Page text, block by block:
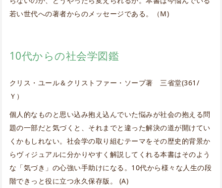
若い世代への著者からのメッセージである。（M)
10代からの社会学図鑑
クリス・ユール＆クリストファー・ソープ著 三省堂(361/
Ｙ）
個人的なものと思い込み抱え込んでいた悩みが社会の抱える問
題の一部だと気づくと、それまでと違った解決の道が開けてい
くかもしれない。社会学の取り組むテーマをその歴史的背景か
らヴィジュアルに分かりやすく解説してくれる本書はそのよう
な「気づき」の心強い手助けになる。10代から様々な人生の段
階できっと役に立つ永久保存版。 (A)